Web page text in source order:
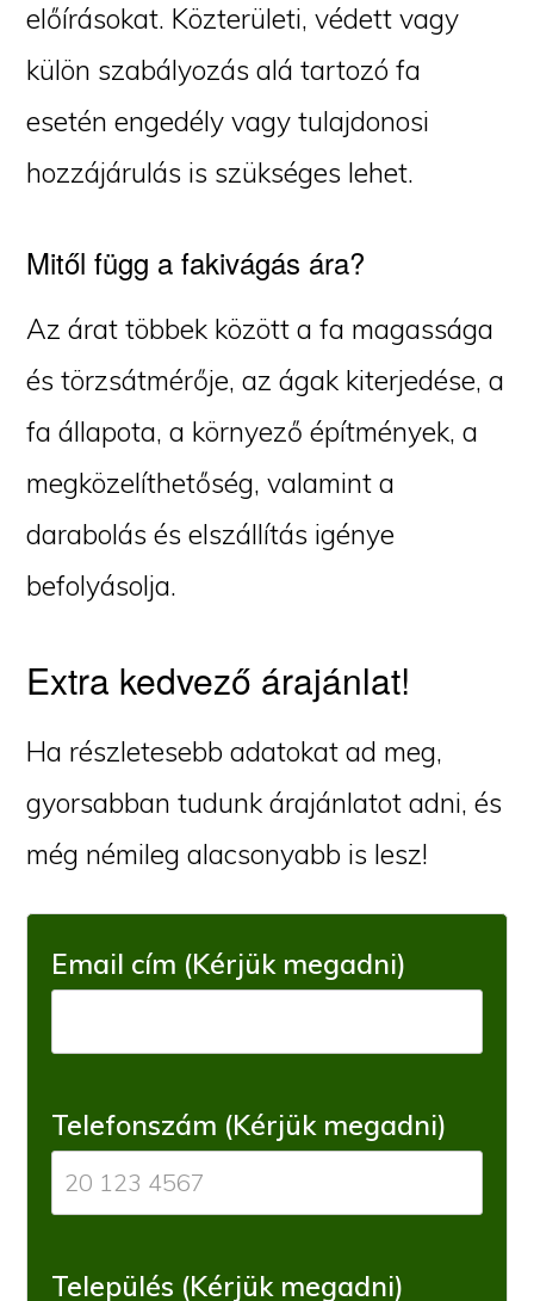
előírásokat. Közterületi, védett vagy
külön szabályozás alá tartozó fa
esetén engedély vagy tulajdonosi
hozzájárulás is szükséges lehet.
Mitől függ a fakivágás ára?
Az árat többek között a fa magassága
és törzsátmérője, az ágak kiterjedése, a
fa állapota, a környező építmények, a
megközelíthetőség, valamint a
darabolás és elszállítás igénye
befolyásolja.
Extra kedvező árajánlat!
Ha részletesebb adatokat ad meg,
gyorsabban tudunk árajánlatot adni, és
még némileg alacsonyabb is lesz!
Email cím (Kérjük megadni)
Telefonszám (Kérjük megadni)
Település (Kérjük megadni)